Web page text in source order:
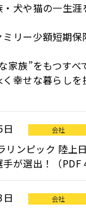
・犬や猫の一生
ミリー少額短期
族”をもつすべ
く幸せな暮らし
会社
リンピック 陸上
が選出！（PDF
会社